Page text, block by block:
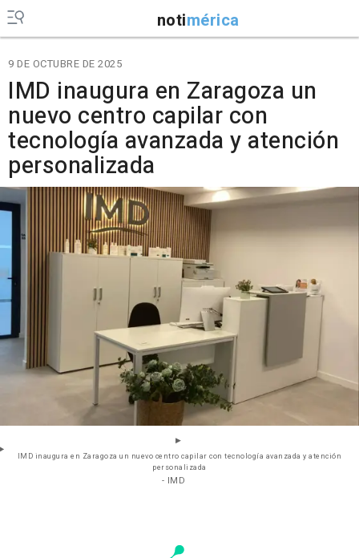
notimérica
9 DE OCTUBRE DE 2025
IMD inaugura en Zaragoza un
nuevo centro capilar con
tecnología avanzada y atención
personalizada
IMD inaugura en Zaragoza un nuevo centro capilar con tecnología avanzada y atención
personalizada
- IMD